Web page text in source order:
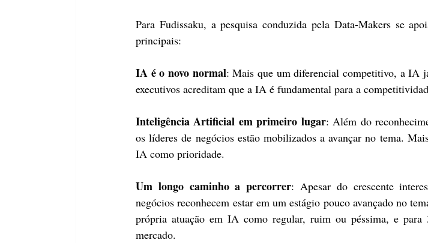
Para Fudissaku, a pesquisa conduzida pela Data-Makers se
principais:
IA é o novo normal: Mais que um diferencial competitivo, a IA
executivos acreditam que a IA é fundamental para a
Inteligência Artificial em primeiro lugar: Além do
os líderes de negócios estão mobilizados a avançar no tema.
IA como prioridade.
Um longo caminho a percorrer: Apesar do crescente
negócios reconhecem estar em um estágio pouco avançado no
própria atuação em IA como regular, ruim ou péssima, e
mercado.